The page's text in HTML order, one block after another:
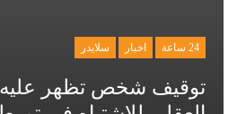
24 ساعة اخبار سلايدر
توقيف شخص تظهر عليه